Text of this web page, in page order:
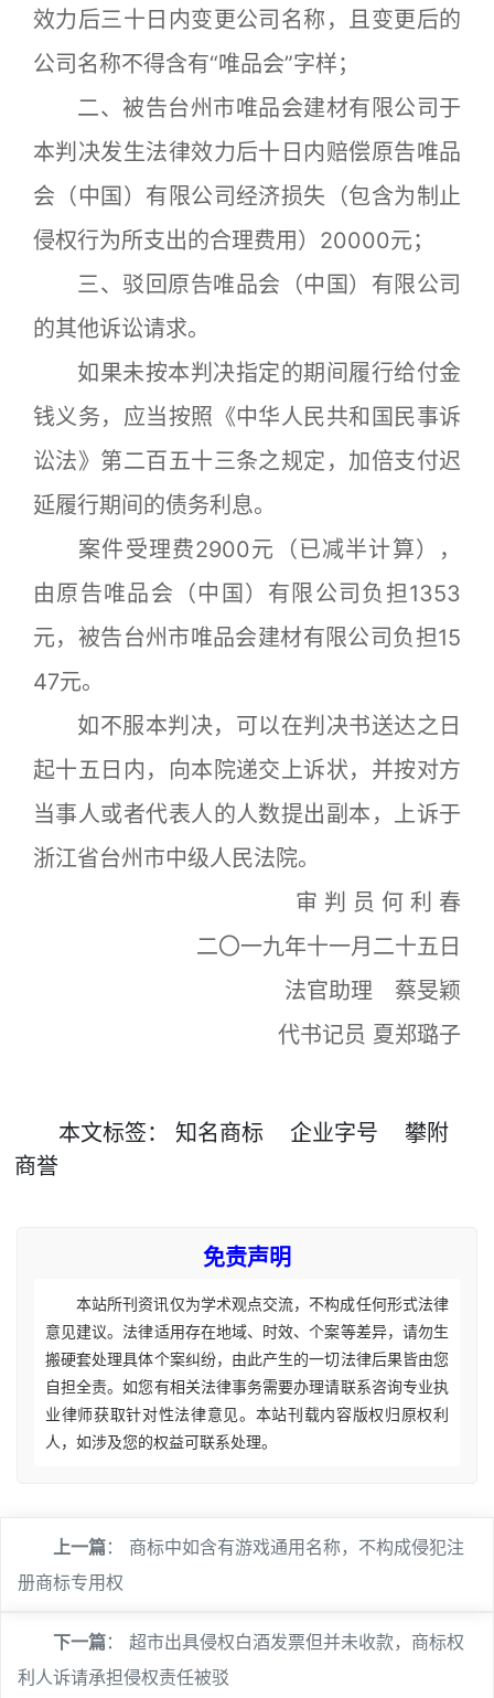
效力后三十日内变更公司名称，且变更后的
公司名称不得含有“唯品会”字样；
二、被告台州市唯品会建材有限公司于
本判决发生法律效力后十日内赔偿原告唯品
会（中国）有限公司经济损失（包含为制止
侵权行为所支出的合理费用）20000元；
三、驳回原告唯品会（中国）有限公司
的其他诉讼请求。
如果未按本判决指定的期间履行给付金
钱义务，应当按照《中华人民共和国民事诉
讼法》第二百五十三条之规定，加倍支付迟
延履行期间的债务利息。
案件受理费2900元（已减半计算），
由原告唯品会（中国）有限公司负担1353
元，被告台州市唯品会建材有限公司负担15
47元。
如不服本判决，可以在判决书送达之日
起十五日内，向本院递交上诉状，并按对方
当事人或者代表人的人数提出副本，上诉于
浙江省台州市中级人民法院。
审 判 员 何 利 春
二〇一九年十一月二十五日
法官助理 蔡旻颖
代书记员 夏郑璐子
本文标签： 知名商标 企业字号
攀附
商誉
免责声明
本站所刊资讯仅为学术观点交流，不构成任何形式法律
意见建议。法律适用存在地域、时效、个案等差异，请勿生
搬硬套处理具体个案纠纷，由此产生的一切法律后果皆由您
自担全责。如您有相关法律事务需要办理请联系咨询专业执
业律师获取针对性法律意见。本站刊载内容版权归原权利
人，如涉及您的权益可联系处理。
上一篇： 商标中如含有游戏通用名称，不构成侵犯注
册商标专用权
下一篇： 超市出具侵权白酒发票但并未收款，商标权
利人诉请承担侵权责任被驳